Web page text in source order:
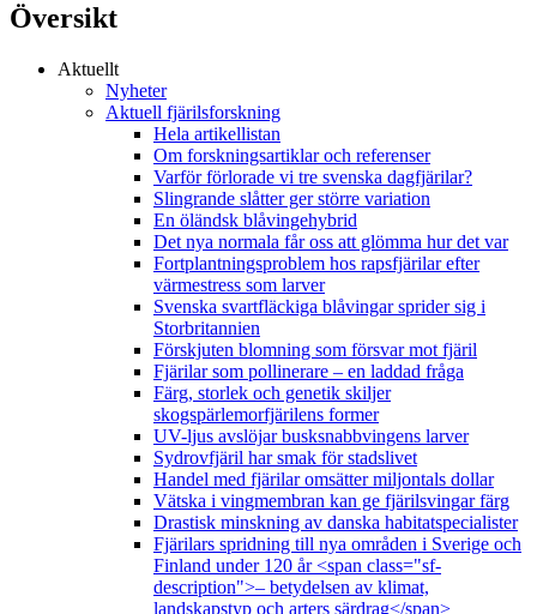
Översikt
Aktuellt
Nyheter
Aktuell fjärilsforskning
Hela artikellistan
Om forskningsartiklar och referenser
Varför förlorade vi tre svenska dagfjärilar?
Slingrande slåtter ger större variation
En öländsk blåvingehybrid
Det nya normala får oss att glömma hur det var
Fortplantningsproblem hos rapsfjärilar efter
värmestress som larver
Svenska svartfläckiga blåvingar sprider sig i
Storbritannien
Förskjuten blomning som försvar mot fjäril
Fjärilar som pollinerare – en laddad fråga
Färg, storlek och genetik skiljer
skogspärlemorfjärilens former
UV-ljus avslöjar busksnabbvingens larver
Sydrovfjäril har smak för stadslivet
Handel med fjärilar omsätter miljontals dollar
Vätska i vingmembran kan ge fjärilsvingar färg
Drastisk minskning av danska habitatspecialister
Fjärilars spridning till nya områden i Sverige och
Finland under 120 år <span class="sf-
description">– betydelsen av klimat,
landskapstyp och arters särdrag</span>